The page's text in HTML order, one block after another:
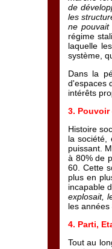
de
les
ne
régime
laquelle
système,
Dans la
d'espaces
intérêts
3.
Histoire
la société,
puissant.
à 80% de
60. Cette
plus en
incapable
explosait,
les années
4. Parti,
Tout au